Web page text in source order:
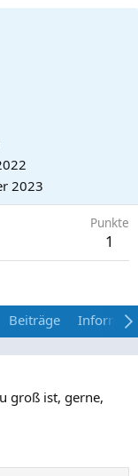
2023
Punkte
1
Beiträge
groß ist, gerne,